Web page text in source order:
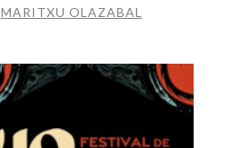
MARITXU OLAZABAL